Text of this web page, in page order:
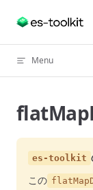
Skip to content
Menu
es-toolkit
この